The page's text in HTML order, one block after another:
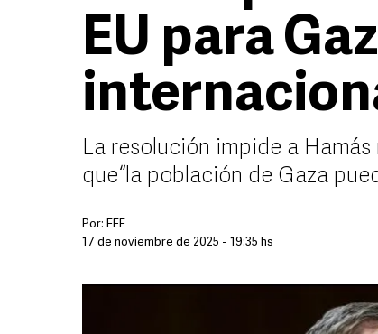
EU para
La resolución impide a
que “la población de Gaza
Por: EFE
17 de noviembre de 2025 - 19:35 hs